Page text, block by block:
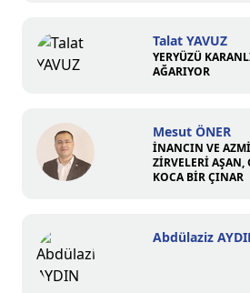
Talat YAVUZ
YERYÜZÜ
AĞARIYOR
Mesut ÖNER
İNANCIN VE
ZİRVELERİ AŞAN,
KOCA BİR ÇINAR
Abdülaziz